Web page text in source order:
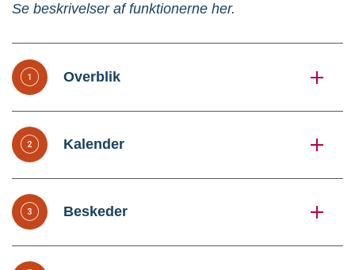
Se beskrivelser af funktionerne her.
Overblik
Kalender
Beskeder